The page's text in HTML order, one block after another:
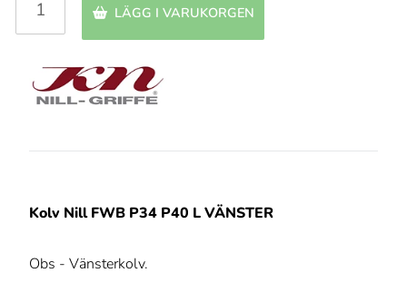
LÄGG I VARUKORGEN
Kolv Nill FWB P34 P40 L VÄNSTER
Obs - Vänsterkolv.